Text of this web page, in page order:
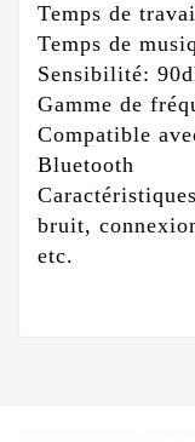
Temps de
Temps de
Sensibilité:
Gamme de
Compatible
Bluetooth
bruit,
etc.